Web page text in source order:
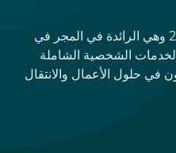
تأسست HELPERS في 2005 وهي الرائدة في المجر في
الشخصية الشاملة
في حلول الأعمال والانتقال